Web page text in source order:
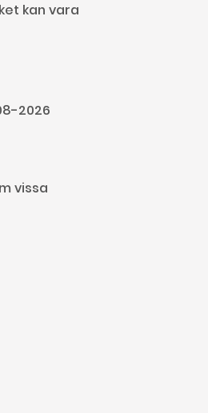
kan vara
2026
vissa